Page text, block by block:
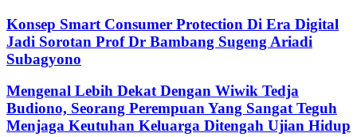
Konsep Smart Consumer Protection Di Era Digital
Jadi Sorotan Prof Dr Bambang Sugeng Ariadi
Subagyono
Mengenal Lebih Dekat Dengan Wiwik Tedja
Budiono, Seorang Perempuan Yang Sangat Teguh
Menjaga Keutuhan Keluarga Ditengah Ujian Hidup